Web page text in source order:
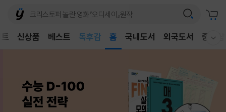
신상품 베스트
어린이
어린이
홈 국내도서 외국도서 중고샵